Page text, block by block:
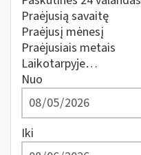
Praėjusią savaitę
Praėjusį mėnesį
Praėjusiais metais
Laikotarpyje…
Nuo
Iki